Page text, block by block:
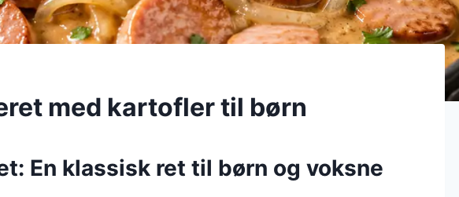
med kartofler til børn
En klassisk ret til børn og voksne